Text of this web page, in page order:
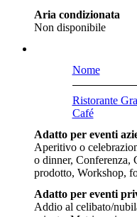
Aria condizionata
Non disponibile
Nome
Ristorante
Café
Adatto per eventi
Aperitivo o
o dinner, Conferenza,
prodotto, Workshop,
Adatto per eventi
Addio al celibato/